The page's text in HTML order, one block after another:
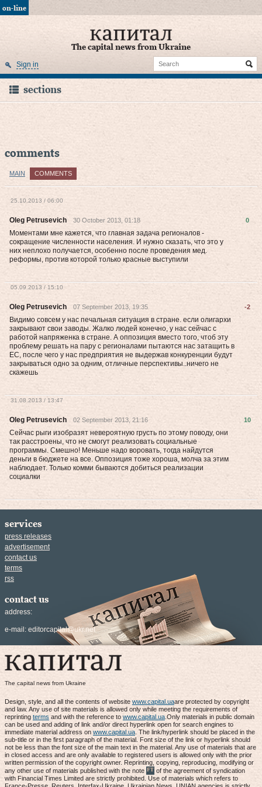
on-line
The capital news from Ukraine
Sign in
sections
comments
MAIN COMMENTS
25.10.2013 / 06:00
Oleg Petrusevich 30 October 2013, 01:18
Моментами мне кажется, что главная задача регионалов -
сокращение численности населения. И нужно сказать, что это у
них неплохо получается, особенно после проведения мед.
реформы, против которой только красные выступили
0
05.09.2013 / 15:10
Oleg Petrusevich 07 September 2013, 19:35
Видимо совсем у нас печальная ситуация в стране. если олигархи
закрывают свои заводы. Жалко людей конечно, у нас сейчас с
работой напряженка в стране. А оппозиция вместо того, чтоб эту
проблему решать на пару с регионалами пытаются нас затащить в
ЕС, после чего у нас предприятия не выдержав конкуренции будут
закрываться одно за одним, отличные перспективы..ничего не
скажешь
-2
31.08.2013 / 13:47
Oleg Petrusevich 02 September 2013, 21:16
Сейчас рыги изобразят невероятную грусть по этому поводу, они
так расстроены, что не смогут реализовать социальные
программы. Смешно! Меньше надо воровать, тогда найдутся
деньги в бюджете на все. Оппозиция тоже хороша, молча за этим
наблюдает. Только комми бываются добиться реализации
социалки
10
services
press releases
advertisement
contact us
terms
rss
contact us
address:
e-mail: editorcapital@ukr.net
The capital news from Ukraine
Design, style, and all the contents of website www.capital.uaare protected by copyright
and law. Any use of site materials is allowed only while meeting the requirements of
reprinting terms and with the reference to www.capital.ua .Only materials in public domain
can be used and adding of link and/or direct hyperlink open for search engines to
immediate material address on www.capital.ua . The link/hyperlink should be placed in the
sub-title or in the first paragraph of the material. Font size of the link or hyperlink should
not be less than the font size of the main text in the material. Any use of materials that are
in closed access and are only available to registered users is allowed only with the prior
written permission of the copyright owner. Reprinting, copying, reproducing, modifying or
any other use of materials published with the note
of the agreement of syndication
with Financial Times Limited are strictly prohibited. Use of materials which refers to